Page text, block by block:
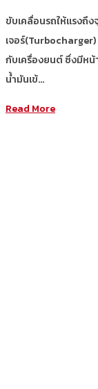
ขับเคลื่อนรถให้แรงถึง
เจอร์
กับเครื่องยนต์ ซึ่งมีหน้
น้ำมันเข้…
Read More